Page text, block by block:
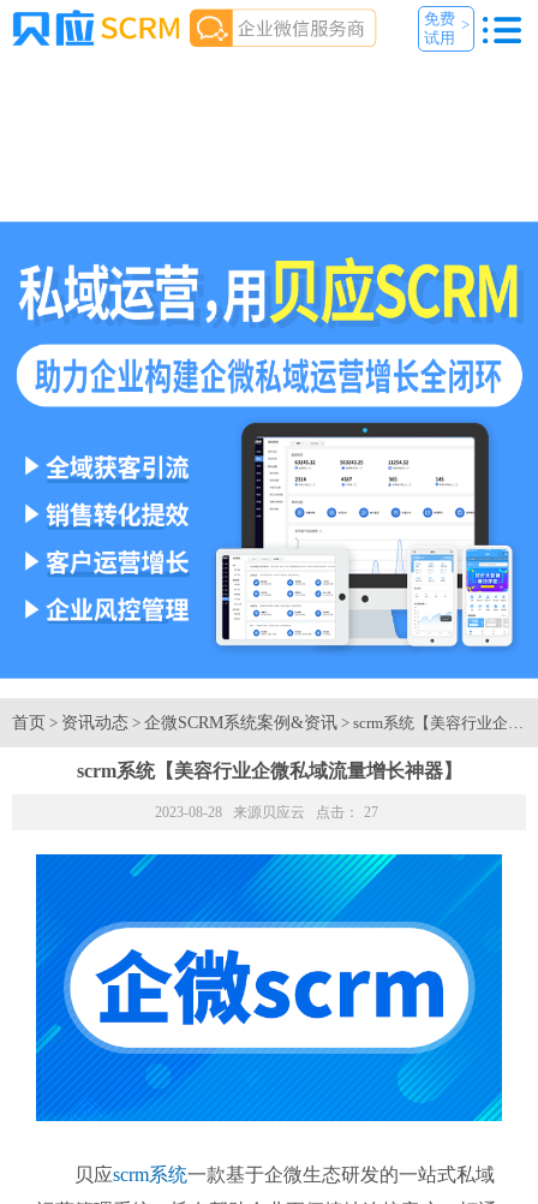
免费
试用
>
首页 > 资讯动态 > 企微SCRM系统案例&资讯 > scrm系统【美容行业企微
scrm系统【美容行业企微私域流量增长神器】
2023-08-28 来源贝应云 点击： 27
贝应scrm系统一款基于企微生态研发的一站式私域